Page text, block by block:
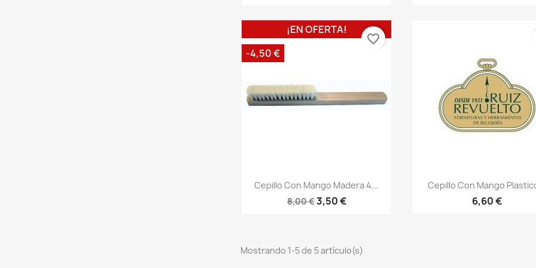
Cepillo Con Mango Madera 4...
8,00 €3,50 €
¡EN OFERTA!
-4,50 €
favorite_border
Cepillo Con Mango
6,60 €
Mostrando 1-5 de 5 artículo(s)